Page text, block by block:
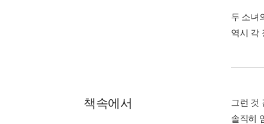
두 소녀
역시 각
책속에서
그런 것
솔직히